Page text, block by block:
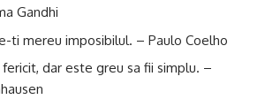
Gandhi
ti mereu imposibilul. – Paulo Coelho
dar este greu sa fii simplu. –